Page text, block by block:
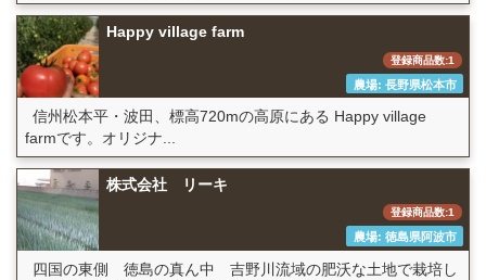
Happy village farm
登録商品数:1
農場: 長野県松本市
信州松本平・波田、標高720mの高原にある Happy village
farmです。オリジナ...
株式会社 リーキ
登録商品数:1
農場: 徳島県阿波市
四国の東側 徳島の真ん中 吉野川流域の肥沃な土地で栽培し